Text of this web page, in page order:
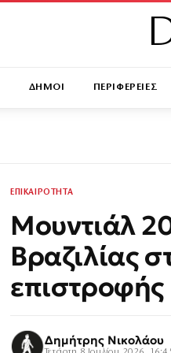
ΔΗΜΟΙ ΠΕΡΙΦΕΡΕΙΕΣ
ΕΠΙΚΑΙΡΟΤΗΤΑ
Μουντιάλ
Βραζιλίας
επιστροφής
Δημήτρης Νικολάου